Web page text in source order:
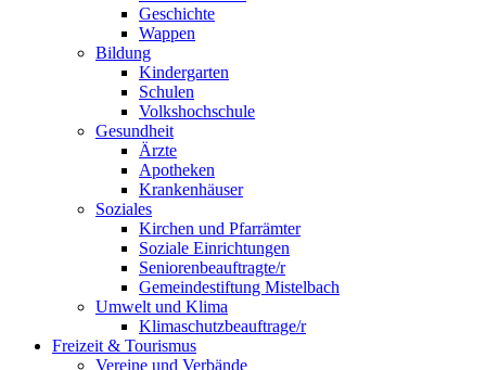
Geschichte
Wappen
Bildung
Kindergarten
Schulen
Volkshochschule
Gesundheit
Ärzte
Apotheken
Krankenhäuser
Soziales
Kirchen und Pfarrämter
Soziale Einrichtungen
Seniorenbeauftragte/r
Gemeindestiftung Mistelbach
Umwelt und Klima
Klimaschutzbeauftrage/r
Freizeit & Tourismus
Vereine und Verbände